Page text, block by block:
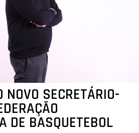
NOVO SECRETÁRIO-
DE BASQUETEBOL